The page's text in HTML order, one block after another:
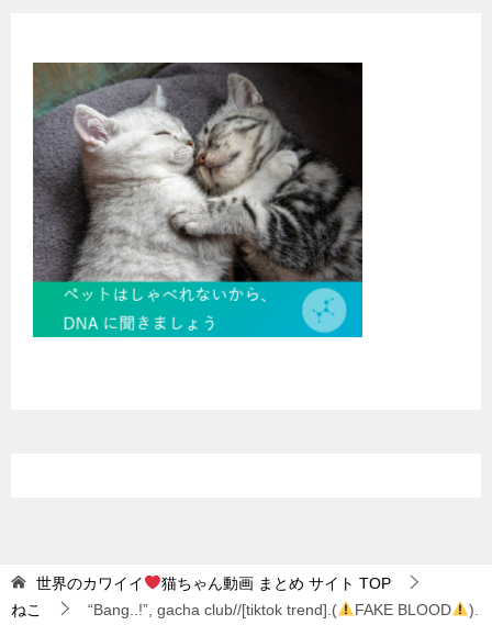
世界のカワイイ 猫ちゃん動画 まとめ サイト TOP
ねこ
“Bang..!”, gacha club//[tiktok trend].( FAKE BLOOD ).